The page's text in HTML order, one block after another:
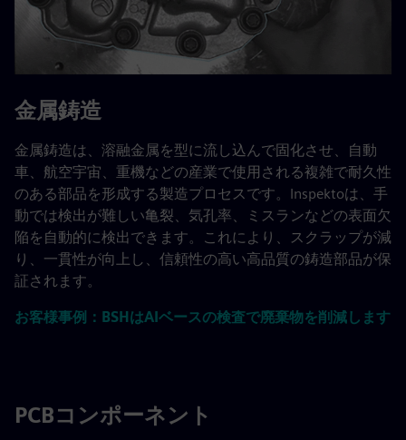
金属鋳造
金属鋳造は、溶融金属を型に流し込んで固化させ、自動
車、航空宇宙、重機などの産業で使用される複雑で耐久性
のある部品を形成する製造プロセスです。Inspektoは、手
動では検出が難しい亀裂、気孔率、ミスランなどの表面欠
陥を自動的に検出できます。これにより、スクラップが減
り、一貫性が向上し、信頼性の高い高品質の鋳造部品が保
証されます。
お客様事例：BSHはAIベースの検査で廃棄物を削減します
PCBコンポーネント